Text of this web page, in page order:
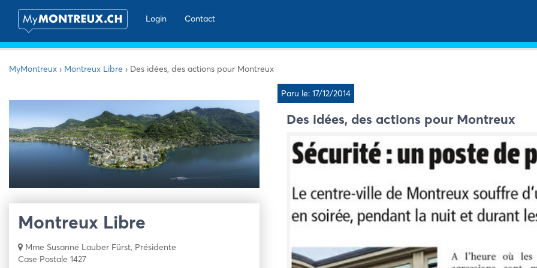
Login
Contact
MyMontreux › Montreux Libre › Des idées, des actions pour Montreux
Montreux Libre
Mme Susanne Lauber Fürst, Présidente
Case Postale 1427
Paru le: 17/12/2014
Des idées, des actions pour Montreux